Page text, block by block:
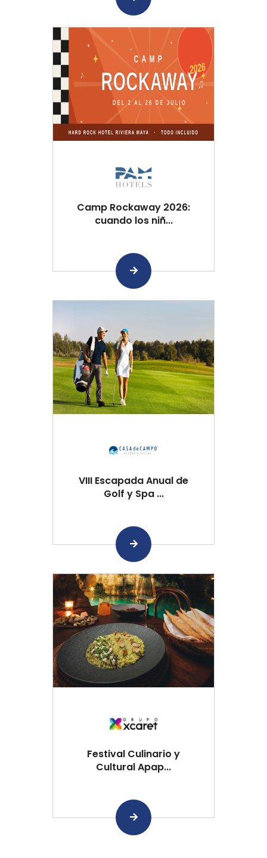
Camp Rockaway 2026:
cuando los niñ...
VIII Escapada Anual de
Golf y Spa ...
Festival Culinario y
Cultural Apap...